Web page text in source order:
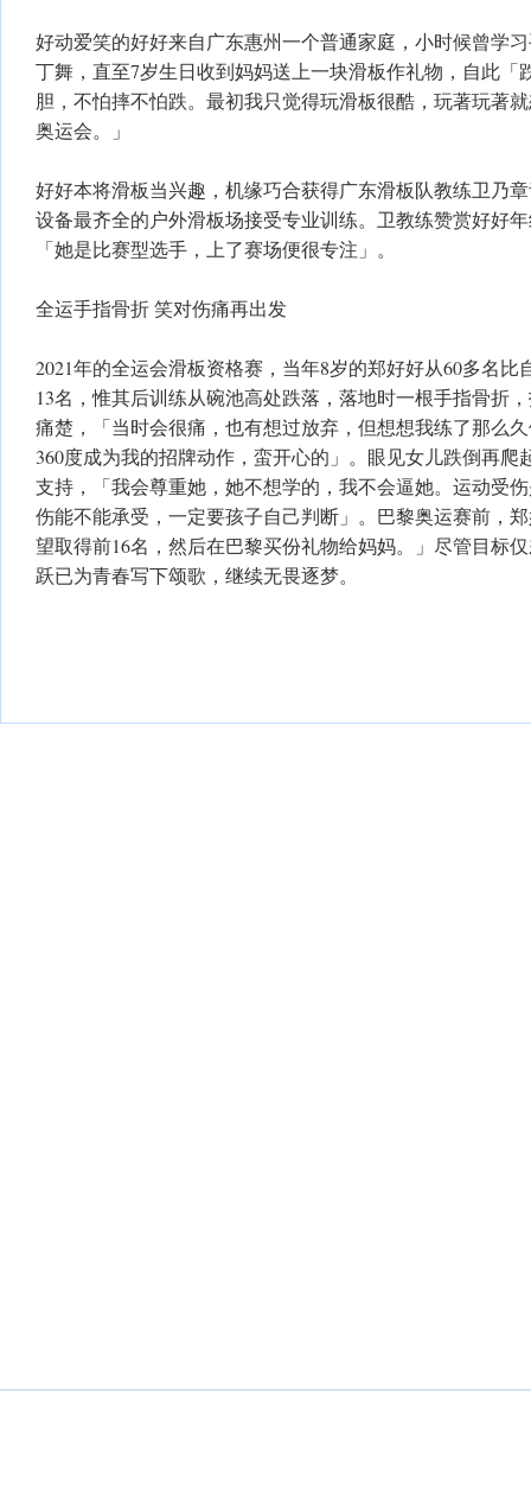
好动爱笑的好好来自广东惠州一个普通家庭，小时候曾学
丁舞，直至7岁生日收到妈妈送上一块滑板作礼物，自此「
胆，不怕摔不怕跌。最初我只觉得玩滑板很酷，玩著玩著
奥运会。」
好好本将滑板当兴趣，机缘巧合获得广东滑板队教练卫乃
设备最齐全的户外滑板场接受专业训练。卫教练赞赏好好
「她是比赛型选手，上了赛场便很专注」。
全运手指骨折 笑对伤痛再出发
2021年的全运会滑板资格赛，当年8岁的郑好好从60多名比
13名，惟其后训练从碗池高处跌落，落地时一根手指骨折
痛楚，「当时会很痛，也有想过放弃，但想想我练了那么
360度成为我的招牌动作，蛮开心的」。眼见女儿跌倒再爬
支持，「我会尊重她，她不想学的，我不会逼她。运动受
伤能不能承受，一定要孩子自己判断」。巴黎奥运赛前，
望取得前16名，然后在巴黎买份礼物给妈妈。」尽管目标
跃已为青春写下颂歌，继续无畏逐梦。